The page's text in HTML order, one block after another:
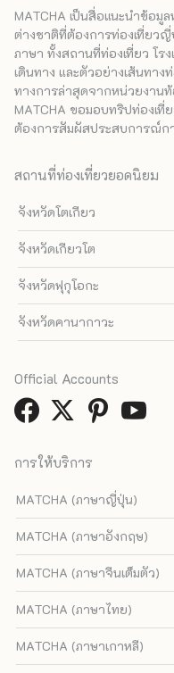
MATCHA เป็นสื่อแนะนำข้อ
ต่างชาติที่ต้องการท่องเที่ยว
ภาษา ทั้งสถานที่ท่องเที่ยว โร
เดินทาง และตัวอย่างเส้นทาง
ทางการล่าสุดจากหน่วยงาน
MATCHA ขอมอบทริปท่องเ
ต้องการสัมผัสประสบการณ์ก
สถานที่ท่องเที่ยวยอดนิยม
จังหวัดโตเกียว
จังหวัดเกียวโต
จังหวัดฟุกุโอกะ
จังหวัดคานากาวะ
การให้บริการ
MATCHA (ภาษาญี่ปุ่น)
MATCHA (ภาษาอังกฤษ)
MATCHA (ภาษาจีนเต็มตัว)
MATCHA (ภาษาไทย)
MATCHA (ภาษาเกาหลี)
Official Accounts